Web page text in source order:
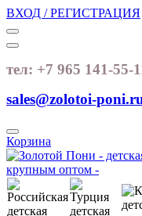
ВХОД / РЕГИСТРАЦИЯ
тел: +7 965 141-55-
sales@zolotoi-
Корзина